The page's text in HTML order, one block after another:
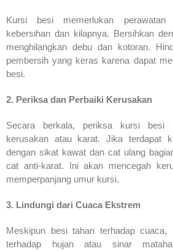
Kursi besi memerlukan
kebersihan dan kilapnya. Bersihkan
menghilangkan debu dan kotoran.
pembersih yang keras karena dapat
besi.
2. Periksa dan Perbaiki Kerusakan
Secara berkala, periksa kursi besi
kerusakan atau karat. Jika terdapat
dengan sikat kawat dan cat ulang
cat anti-karat. Ini akan mencegah
memperpanjang umur kursi.
3. Lindungi dari Cuaca Ekstrem
Meskipun besi tahan terhadap cuaca,
terhadap hujan atau sinar